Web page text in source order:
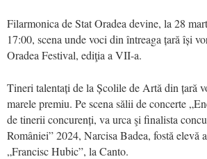
Filarmonica de Stat Oradea devine, la 28
17:00, scena unde voci din întreaga țară își
Oradea Festival, ediţia a VII-a.
Tineri talentați de la Școlile de Artă din țară
marele premiu. Pe scena sălii de concerte
de tinerii concurenți, va urca şi finalista
României” 2024, Narcisa Badea, fostă elevă
„Francisc Hubic”, la Canto.